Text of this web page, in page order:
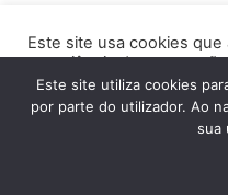
Este site usa cookies que
experiência de
“Aceitar” ou continuar a
concorda com o uso de
Este site utiliza cookies
por parte do utilizador. Ao
sua